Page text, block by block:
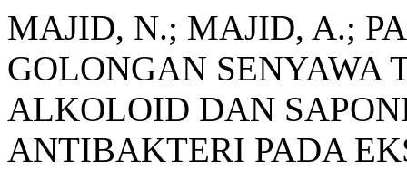
MAJID, N.; MAJID, A.;
GOLONGAN SENYAWA
ALKOLOID DAN
ANTIBAKTERI PADA